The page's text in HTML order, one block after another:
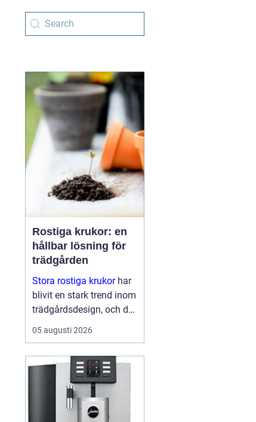
Rostiga krukor: en
hållbar lösning för
trädgården
Stora rostiga krukorhar
blivit en stark trend inom
trädgårdsdesign, och det
är inte svårt att förstå
varför. De kombinerar
05 augusti 2026